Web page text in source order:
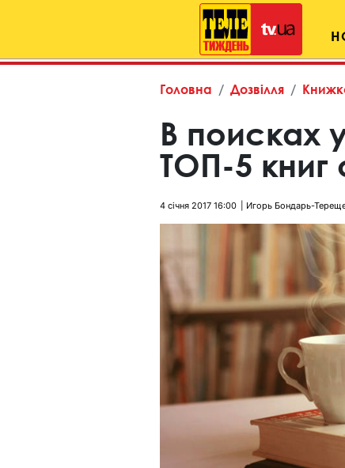
Головна Дозвілля
В поисках
ТОП-5 книг
4 січня 2017 16:00 Игорь Бондарь-